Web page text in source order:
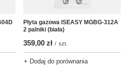
Płyta gazowa ISEASY MGBG-312A
2 palniki (biała)
359,00 zł / szt.
+ Dodaj do porównania